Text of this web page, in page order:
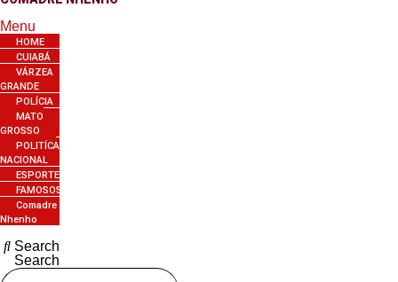
Menu
HOME
CUIABÁ
VÁRZEA
GRANDE
POLÍCIA
MATO
GROSSO
POLITÍCA
NACIONAL
ESPORTES
FAMOSOS
Comadre
Nhenho
Search
Search